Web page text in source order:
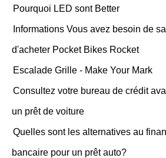
Pourquoi LED sont Better
Informations Vous avez besoin de
d'acheter Pocket Bikes Rocket
Escalade Grille - Make Your Mark
Consultez votre bureau de crédit
un prêt de voiture
Quelles sont les alternatives au
bancaire pour un prêt auto?